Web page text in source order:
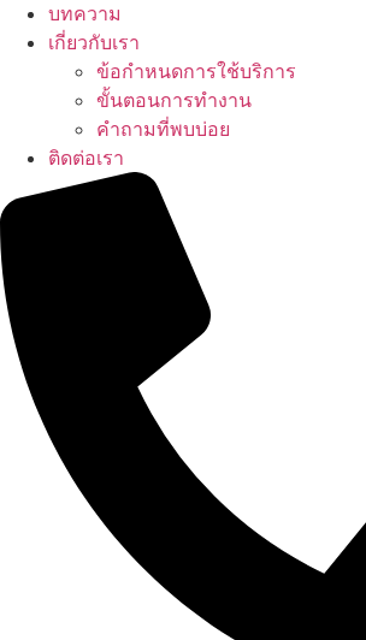
บทความ
เกี่ยวกับเรา
ข้อกำหนดการใช้บริการ
ขั้นตอนการทำงาน
คำถามที่พบบ่อย
ติดต่อเรา